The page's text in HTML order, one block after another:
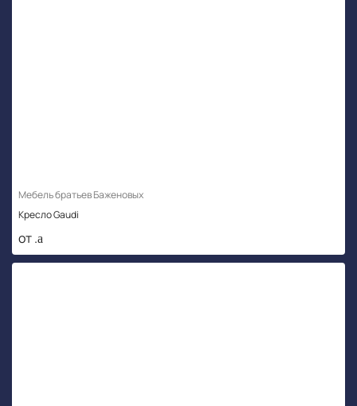
Мебель братьев Баженовых
Кресло Gaudi
от .